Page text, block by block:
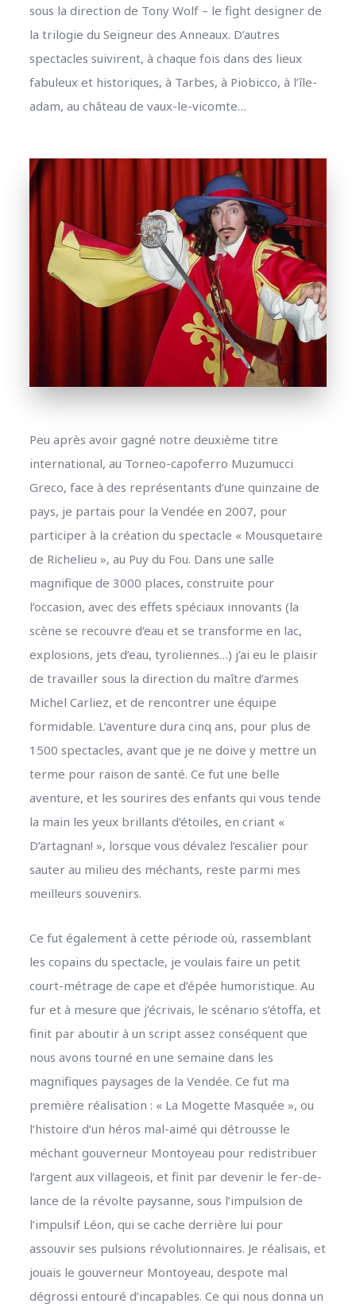
sous la direction de Tony Wolf – le fight designer de
la trilogie du Seigneur des Anneaux. D’autres
spectacles suivirent, à chaque fois dans des lieux
fabuleux et historiques, à Tarbes, à Piobicco, à l’île-
adam, au château de vaux-le-vicomte…
Peu après avoir gagné notre deuxième titre
international, au Torneo-capoferro Muzumucci
Greco, face à des représentants d’une quinzaine de
pays, je partais pour la Vendée en 2007, pour
participer à la création du spectacle « Mousquetaire
de Richelieu », au Puy du Fou. Dans une salle
magnifique de 3000 places, construite pour
l’occasion, avec des effets spéciaux innovants (la
scène se recouvre d’eau et se transforme en lac,
explosions, jets d’eau, tyroliennes…) j’ai eu le plaisir
de travailler sous la direction du maître d’armes
Michel Carliez, et de rencontrer une équipe
formidable. L’aventure dura cinq ans, pour plus de
1500 spectacles, avant que je ne doive y mettre un
terme pour raison de santé. Ce fut une belle
aventure, et les sourires des enfants qui vous tende
la main les yeux brillants d’étoiles, en criant «
D’artagnan! », lorsque vous dévalez l’escalier pour
sauter au milieu des méchants, reste parmi mes
meilleurs souvenirs.
Ce fut également à cette période où, rassemblant
les copains du spectacle, je voulais faire un petit
court-métrage de cape et d’épée humoristique. Au
fur et à mesure que j’écrivais, le scénario s’étoffa, et
finit par aboutir à un script assez conséquent que
nous avons tourné en une semaine dans les
magnifiques paysages de la Vendée. Ce fut ma
première réalisation : « La Mogette Masquée », ou
l’histoire d’un héros mal-aimé qui détrousse le
méchant gouverneur Montoyeau pour redistribuer
l’argent aux villageois, et finit par devenir le fer-de-
lance de la révolte paysanne, sous l’impulsion de
l’impulsif Léon, qui se cache derrière lui pour
assouvir ses pulsions révolutionnaires. Je réalisais, et
jouais le gouverneur Montoyeau, despote mal
dégrossi entouré d’incapables. Ce qui nous donna un